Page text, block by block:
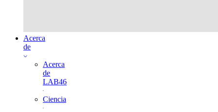
Acerca
de
Acerca
de
LAB46
Ciencia